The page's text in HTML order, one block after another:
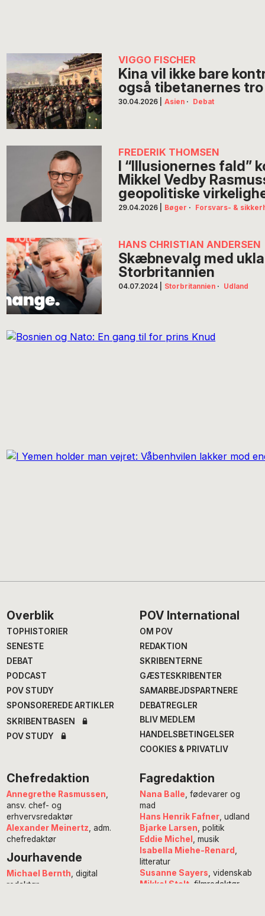
VIGGO FISCHER
Kina vil ikke bare
også tibetanernes tro
30.04.2026 Asien · Debat
FREDERIK THOMSEN
I “Illusionernes fald”
Mikkel Vedby
geopolitiske
29.04.2026 Bøger · Forsvars- &
HANS CHRISTIAN ANDERSEN
Skæbnevalg med
Storbritannien
04.07.2024 Storbritannien · Udland
Footer
Overblik
TOPHISTORIER
SENESTE
DEBAT
PODCAST
POV STUDY
SPONSOREREDE ARTIKLER
SKRIBENTBASEN
POV STUDY
POV International
OM POV
REDAKTION
SKRIBENTERNE
GÆSTESKRIBENTER
SAMARBEJDSPARTNERE
DEBATREGLER
BLIV MEDLEM
HANDELSBETINGELSER
COOKIES & PRIVATLIV
Chefredaktion
Annegrethe Rasmussen
ansv. chef- og
erhvervsredaktør
Alexander Meinertz , adm.
chefredaktør
Jourhavende
Michael Bernth , digital
redaktør
Fagredaktion
Nana Balle , fødevarer og
mad
Hans Henrik Fafner, udland
Bjarke Larsen , politik
Eddie Michel
, musik
Isabella Miehe-Renard
litteratur
Susanne Sayers , videnskab
Mikkel Stolt, filmredaktør